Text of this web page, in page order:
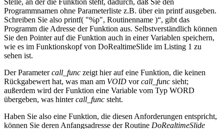
Stelle, an der die Funktion steht, dadurch, daß Sie den
Programmnamen ohne Parameterliste z.B. über ein printf ausgeben.
Schreiben Sie also printf( "%p", Routinenname )“, gibt das
Programm die Adresse der Funktion aus. Selbstverständlich können
Sie den Pointer auf die Funktion auch in einer Variablen speichern,
wie es im Funktionskopf von DoRealtimeSlide im Listing 1 zu
sehen ist.
Der Parametercall_func zeigt hier auf eine Funktion, die keinen
Rückgabewert hat, was man am VOID vorcall_func sieht;
außerdem wird der Funktion eine Variable vom Typ WORD
übergeben, was hintercall_func steht.
Haben Sie also eine Funktion, die diesen Anforderungen entspricht,
können Sie deren Anfangsadresse der Routine DoRealtimeSlide